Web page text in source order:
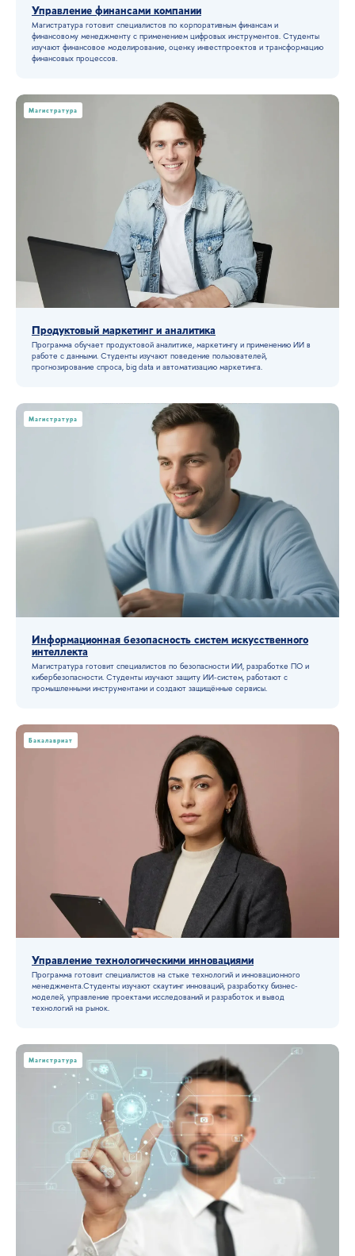
Управление финансами компании
Магистратура готовит специалистов по корпоративным финансам и
финансовому менеджменту с применением цифровых инструментов. Студенты
изучают финансовое моделирование, оценку инвестпроектов и трансформацию
финансовых процессов.
Магистратура
Продуктовый маркетинг и аналитика
Программа обучает продуктовой аналитике, маркетингу и применению ИИ в
работе с данными. Студенты изучают поведение пользователей,
прогнозирование спроса, big data и автоматизацию маркетинга.
Магистратура
Информационная безопасность систем искусственного
интеллекта
Магистратура готовит специалистов по безопасности ИИ, разработке ПО и
кибербезопасности. Студенты изучают защиту ИИ-систем, работают с
промышленными инструментами и создают защищённые сервисы.
Бакалавриат
Управление технологическими инновациями
Программа готовит специалистов на стыке технологий и инновационного
менеджмента.Студенты изучают скаутинг инноваций, разработку бизнес-
моделей, управление проектами исследований и разработок и вывод
технологий на рынок.
Магистратура
Правда, что однажды он заменит
специалистов? Или нейросети станут
нашим недёжным партнёром?
в новом документальном фильме
Вышки Онлайн «После промпта».
Как не сдаваться на пути предпринимательства /
Студенты Вышки Онлайн об учебе и жизни
Карьера
Как вместить учебу между работой, хобби и детьми /
Студенты Вышки Онлайн об учебе и жизни
Планируйте карьеру осознанно. В этом разделе
вы найдёте всё, чтобы построить свой путь от первых
шагов до профессиональных вершин, а также кейсы
наших студентов. Актуальные направления обучения:
маркетинг, менеджмент, ИИ, урбанистика, педагогика,
Смотреть все
материалы
Материалы об ИИ, технологиях и маркетинге
Наши статьи
в блоге